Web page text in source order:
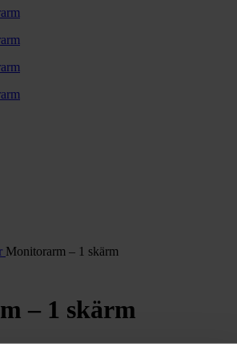
Monitorarm – 1 skärm
– 1 skärm